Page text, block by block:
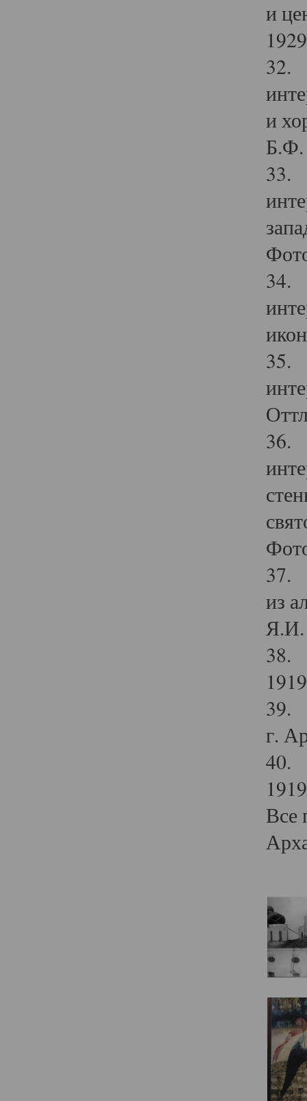
и
32.
и
Б.Ф.
33.
34.
35.
36.
37.
из
Я.И.
38.
39.
г.
40.
Все